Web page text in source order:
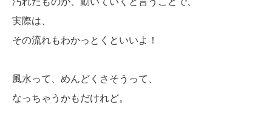
実際は、
その流れもわかっとくといいよ！
風水って、めんどくさそうって、
なっちゃうかもだけれど。